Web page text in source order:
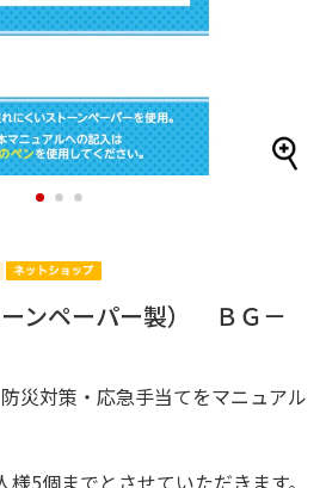
1 2 3
ンペーパー製） ＢＧ－
災対策・応急手当てをマニュアル
5個までとさせていただきます。